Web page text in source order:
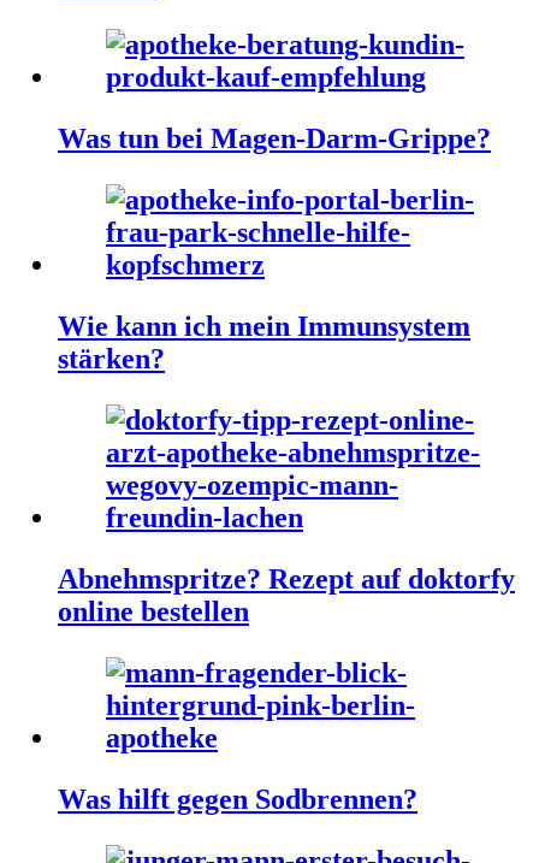
Was tun bei Magen-Darm-Grippe?
Wie kann ich mein Immunsystem
stärken?
Abnehmspritze? Rezept auf doktorfy
online bestellen
Was hilft gegen Sodbrennen?